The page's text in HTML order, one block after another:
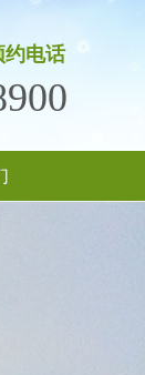
约电话